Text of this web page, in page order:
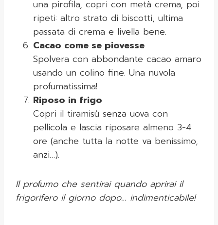
una pirofila, copri con metà crema, poi
ripeti: altro strato di biscotti, ultima
passata di crema e livella bene.
Cacao come se piovesse
Spolvera con abbondante cacao amaro
usando un colino fine. Una nuvola
profumatissima!
Riposo in frigo
Copri il tiramisù senza uova con
pellicola e lascia riposare almeno 3-4
ore (anche tutta la notte va benissimo,
anzi…).
Il profumo che sentirai quando aprirai il
frigorifero il giorno dopo… indimenticabile!